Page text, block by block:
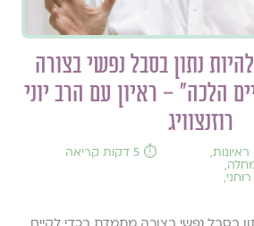
נתון בסבל נפשי בצורה
הלכה״ – ראיון עם הרב יוני
רוזנצוויג
,
,
רוחני,
⏱️ 5 דקות קריאה